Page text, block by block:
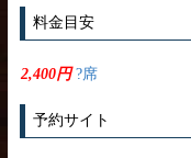
料金目安
2,400円?席
予約サイト